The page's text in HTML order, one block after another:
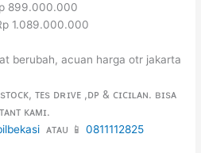
899.000.000
1.089.000.000
berubah, acuan harga otr jakarta
ᴛᴇs ᴅʀɪᴠᴇ ,ᴅᴘ & ᴄɪᴄɪʟᴀɴ. ʙɪsᴀ
ᴋᴀᴍɪ.
ᴀᴛᴀᴜ 📱0811112825